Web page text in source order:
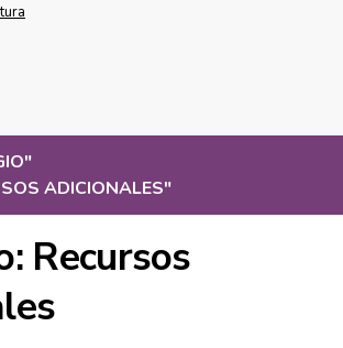
"
ADICIONALES"
Recursos